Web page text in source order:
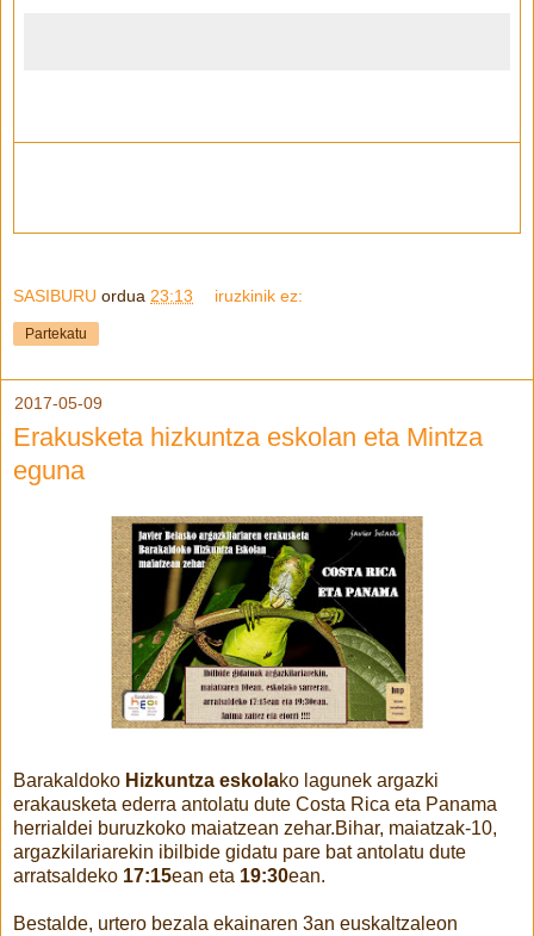
SASIBURU ordua 23:13 iruzkinik ez:
Partekatu
2017-05-09
Erakusketa hizkuntza eskolan eta Mintza
eguna
Barakaldoko Hizkuntza eskolako lagunek argazki
erakausketa ederra antolatu dute Costa Rica eta Panama
herrialdei buruzkoko maiatzean zehar.Bihar, maiatzak-10,
argazkilariarekin ibilbide gidatu pare bat antolatu dute
arratsaldeko 17:15ean eta 19:30ean.
Bestalde, urtero bezala ekainaren 3an euskaltzaleon